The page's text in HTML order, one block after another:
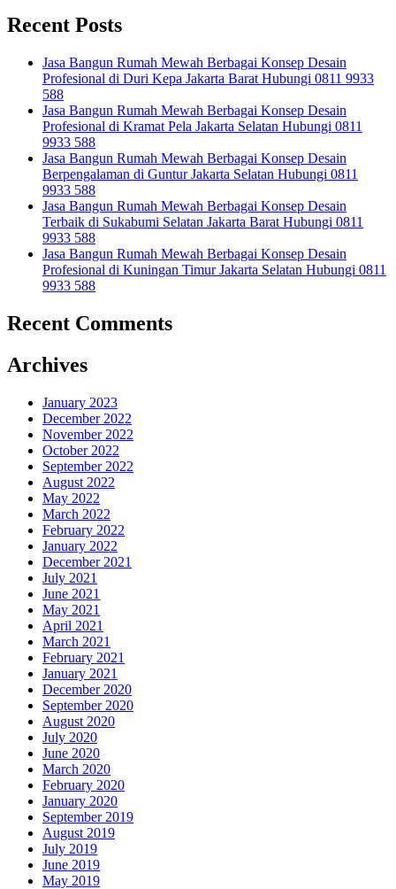
Recent Posts
Jasa Bangun Rumah Mewah Berbagai Konsep Desain
Profesional di Duri Kepa Jakarta Barat Hubungi 0811 9933
588
Jasa Bangun Rumah Mewah Berbagai Konsep Desain
Profesional di Kramat Pela Jakarta Selatan Hubungi 0811
9933 588
Jasa Bangun Rumah Mewah Berbagai Konsep Desain
Berpengalaman di Guntur Jakarta Selatan Hubungi 0811
9933 588
Jasa Bangun Rumah Mewah Berbagai Konsep Desain
Terbaik di Sukabumi Selatan Jakarta Barat Hubungi 0811
9933 588
Jasa Bangun Rumah Mewah Berbagai Konsep Desain
Profesional di Kuningan Timur Jakarta Selatan Hubungi 0811
9933 588
Recent Comments
Archives
January 2023
December 2022
November 2022
October 2022
September 2022
August 2022
May 2022
March 2022
February 2022
January 2022
December 2021
July 2021
June 2021
May 2021
April 2021
March 2021
February 2021
January 2021
December 2020
September 2020
August 2020
July 2020
June 2020
March 2020
February 2020
January 2020
September 2019
August 2019
July 2019
June 2019
May 2019